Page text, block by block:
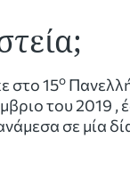
στο 15ο
του 2019 ,
σε μία